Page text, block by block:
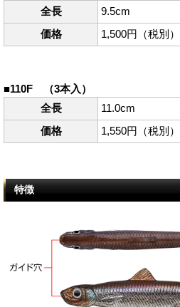
全長
9.5cm
価格
1,500円（税別）
■110F （3本入）
全長
11.0cm
価格
1,550円（税別）
特徴